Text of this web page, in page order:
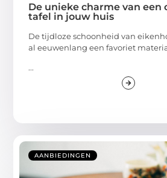
De unieke charme van een
tafel in jouw huis
De tijdloze schoonheid van
al eeuwenlang een favoriet
...
AANBIEDINGEN